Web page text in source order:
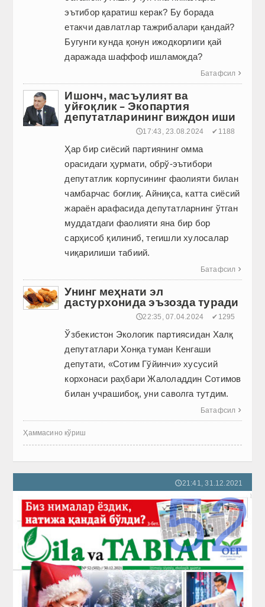
эътибор қаратиш керак? Бу борада
етакчи давлатлар тажрибалари қандай?
Бугунги кунда қонун ижодкорлиги қай
даражада шаффоф ишламоқда?
Батафсил 
Ишонч, масъулият ва
уйғоқлик – Экопартия
депутатларининг виждон иши
🕔17:43, 23.08.2024 ✔1188
Ҳар бир сиёсий партиянинг омма
орасидаги ҳурмати, обрў-эътибори
депутатлик корпусининг фаолияти билан
чамбарчас боғлиқ. Айниқса, катта сиёсий
жараён арафасида депутатларнинг ўтган
муддатдаги фаолияти яна бир бор
сарҳисоб қилиниб, тегишли хулосалар
чиқарилиши табиий.
Батафсил 
Унинг меҳнати эл
дастурхонида эъзозда туради
🕔22:35, 07.04.2024 ✔1295
Ўзбекистон Экологик партиясидан Халқ
депутатлари Хонқа туман Кенгаши
депутати, «Сотим Гўйинчи» хусусий
корхонаси раҳбари Жалоладдин Сотимов
билан учрашибоқ, уни саволга тутдим.
Батафсил 
Ҳаммасино кўриш
🕔21:41, 31.12.2021
52